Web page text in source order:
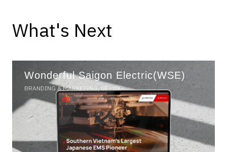
What's Next
Wonderful Saigon Electric(WSE)
BRANDING & MARKETING, UI - UX